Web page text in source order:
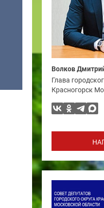
Волков
Глава
Красногорск